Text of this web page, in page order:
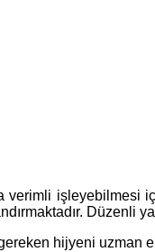
verimli
Düzenli
hijyeni uzman